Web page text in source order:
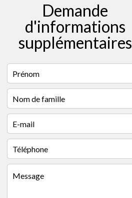
Demande
d'informations
supplémentaires